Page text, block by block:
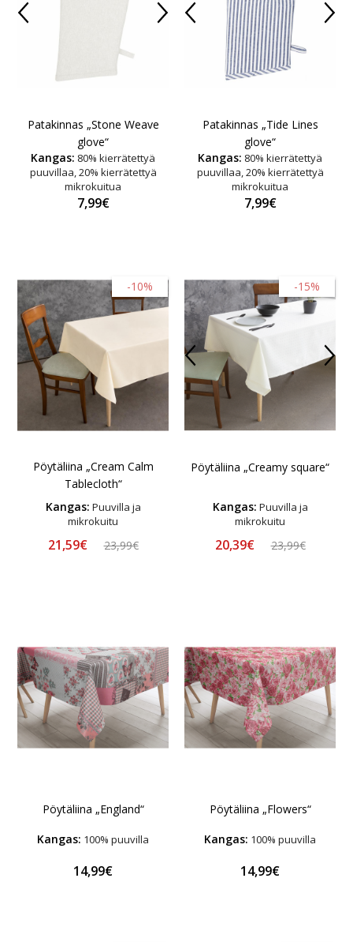
Patakinnas „Stone Weave
glove“
Kangas: 80% kierrätettyä
puuvillaa, 20% kierrätettyä
mikrokuitua
7,99€
Patakinnas „Tide Lines
glove“
Kangas: 80% kierrätettyä
puuvillaa, 20% kierrätettyä
mikrokuitua
7,99€
-10%
Pöytäliina „Cream Calm
Tablecloth“
Kangas: Puuvilla ja
mikrokuitu
21,59€ 23,99€
-15%
Pöytäliina „Creamy square“
Kangas: Puuvilla ja
mikrokuitu
20,39€ 23,99€
Pöytäliina „England“
Kangas: 100% puuvilla
14,99€
Pöytäliina „Flowers“
Kangas: 100% puuvilla
14,99€